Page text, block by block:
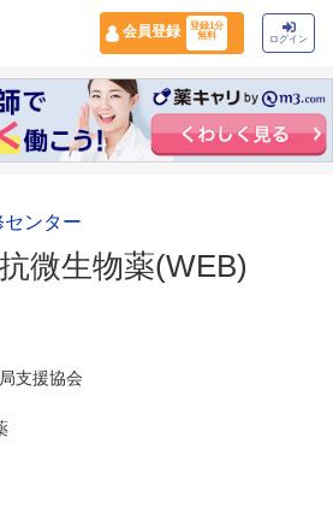
会員登録
登録1分
無料
ログイン
センター
微生物薬(WEB)
支援協会